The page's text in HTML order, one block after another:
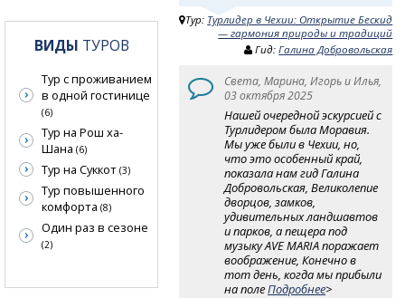
Тур: Турлидер в Чехии: Открытие Бескид
— гармония природы и традиций
Гид:Галина Добровольская
Света, Марина, Игорь и Илья,
03 октября 2025
Нашей очередной эскурсией с
Турлидером была Моравия.
Мы уже были в Чехии, но,
что это особенный край,
показала нам гид Галина
Добровольская, Великолепие
дворцов, замков,
удивительных ландшавтов
и парков, а пещера под
музыку AVE MARIA поражает
воображение, Конечно в
тот день, когда мы прибыли
на полеПодробнее>
ВИДЫ ТУРОВ
Тур с проживанием
в одной гостинице
(6)
Тур на Рош ха-
Шана (6)
Тур на Суккот (3)
Тур повышенного
комфорта (8)
Один раз в сезоне
(2)